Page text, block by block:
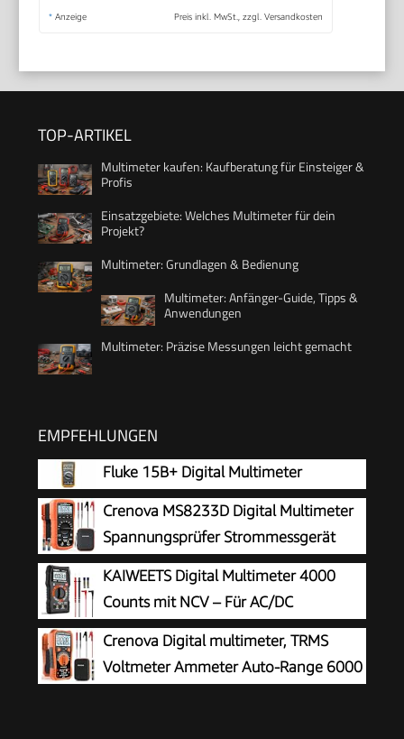
* Anzeige Preis inkl. MwSt., zzgl. Versandkosten
TOP-ARTIKEL
Multimeter kaufen: Kaufberatung für Einsteiger &
Profis
Einsatzgebiete: Welches Multimeter für dein
Projekt?
Multimeter: Grundlagen & Bedienung
Multimeter: Anfänger-Guide, Tipps &
Anwendungen
Multimeter: Präzise Messungen leicht gemacht
EMPFEHLUNGEN
Fluke 15B+ Digital Multimeter
Crenova MS8233D Digital Multimeter
Spannungsprüfer Strommessgerät
Voltmeter Messgerät Tester NCV mit
6000-Count-LCD-Anzeige Hintergrundlicht
KAIWEETS Digital Multimeter 4000
Counts mit NCV – Für AC/DC
Spannung, Strom, Widerstand, Dioden
& Kapazität – Mit LCD Beleuchtung – Ideal für
Elektriker, Kfz & Hausgebrauch Schwarz -
Crenova Digital multimeter, TRMS
Voltmeter Ammeter Auto-Range 6000